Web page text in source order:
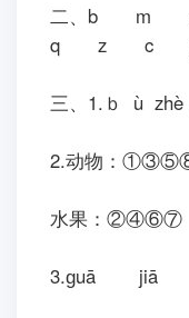
二、b
q z c
三、1.ｂ ù
2.动物：
水果：②④⑥⑦
3.ɡuā jiā